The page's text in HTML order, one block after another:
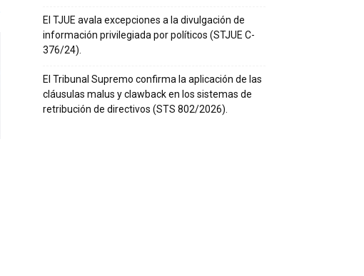
El TJUE avala excepciones a la divulgación de
información privilegiada por políticos (STJUE C-
376/24).
El Tribunal Supremo confirma la aplicación de las
cláusulas malus y clawback en los sistemas de
retribución de directivos (STS 802/2026).